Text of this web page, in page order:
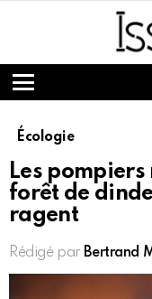
Menu
Écologie
Les
forêt de
ragent
Rédigé par Bertrand